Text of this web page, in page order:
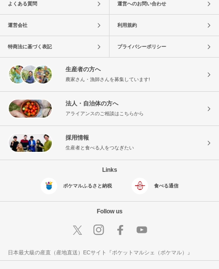
よくある質問 運営へのお問い合わせ
運営会社 利用規約
特商法に基づく表記 プライバシーポリシー
生産者の方へ
農家さん・漁師さんを募集しています!
法人・自治体の方へ
アライアンスのご相談はこちらから
採用情報
生産者と食べる人をつなぎたい
Links
ポケマルふるさと納税 食べる通信
Follow us
日本最大級の産直（産地直送）ECサイト『ポケットマルシェ（ポケマル）』